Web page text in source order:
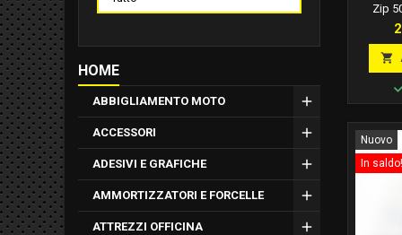
HOME
ABBIGLIAMENTO MOTO
ACCESSORI
ADESIVI E GRAFICHE
AMMORTIZZATORI E FORCELLE
ATTREZZI OFFICINA
Zip
50 2T
2T
Nuovo
In saldo!